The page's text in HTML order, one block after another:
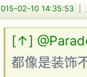
02-10 14:35:53
[↑]
都像是装饰